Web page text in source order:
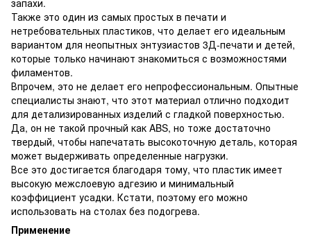
Также это один из самых простых в печати и
нетребовательных пластиков, что делает его идеальным
вариантом для неопытных энтузиастов 3Д-печати и детей,
которые только начинают знакомиться с возможностями
филаментов.
Впрочем, это не делает его непрофессиональным. Опытные
специалисты знают, что этот материал отлично подходит
для детализированных изделий с гладкой поверхностью.
Да, он не такой прочный как ABS, но тоже достаточно
твердый, чтобы напечатать высокоточную деталь, которая
может выдерживать определенные нагрузки.
Все это достигается благодаря тому, что пластик имеет
высокую межслоевую адгезию и минимальный
коэффициент усадки. Кстати, поэтому его можно
использовать на столах без подогрева.
Применение